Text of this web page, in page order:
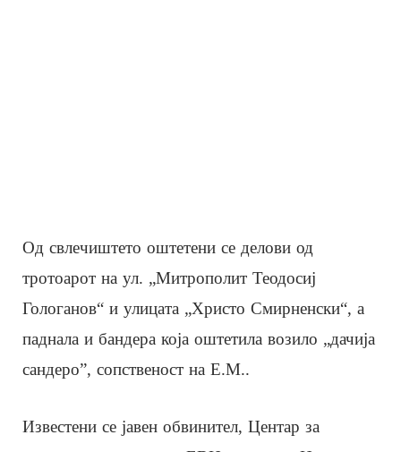
Од свлечиштето оштетени се делови од
тротоарот на ул. „Митрополит Теодосиј
Гологанов“ и улицата „Христо Смирненски“, а
паднала и бандера која оштетила возило „дачија
сандеро”, сопственост на Е.М..
Известени се јавен обвинител, Центар за